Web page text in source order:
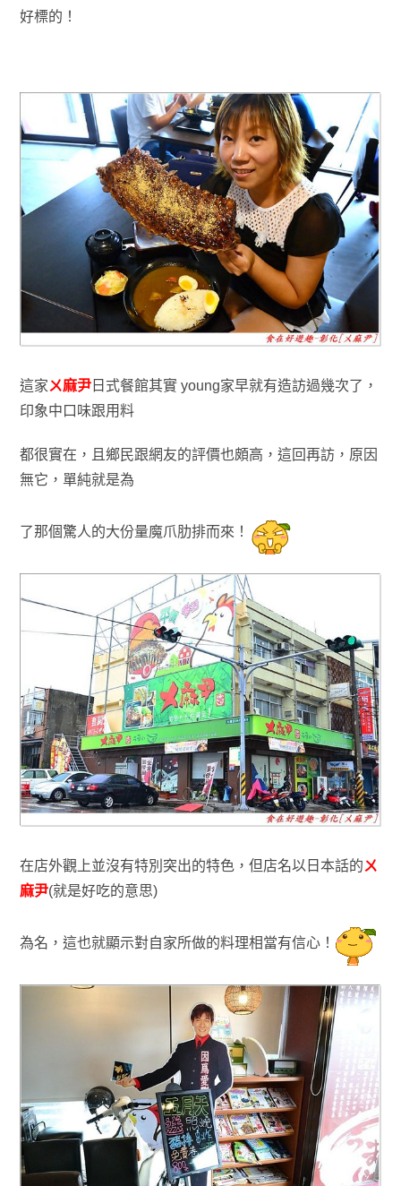
好標的！
這家ㄨ麻尹日式餐館其實young家早就有造訪過幾次了 ，
印象中口味跟用料
都很實在 ，且鄉民跟網友的評價也頗高 ， 這回再訪，原因
無它 ，單純就是為
了那個驚人的大份量魔爪肋排而來！
在店外觀上並沒有特別突出的特色，但店名以日本話的ㄨ
麻尹(就是好吃的意思)
為名，這也就顯示對自家所做的料理相當有信心！